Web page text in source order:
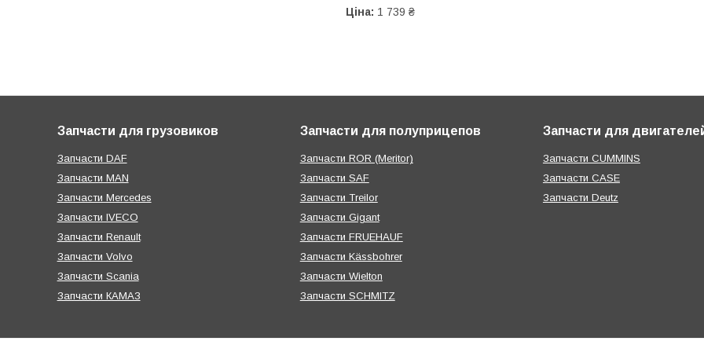
Ціна: 1 739 ₴
Запчасти для грузовиков
Запчасти DAF
Запчасти MAN
Запчасти Mercedes
Запчасти IVECO
Запчасти Renault
Запчасти Volvo
Запчасти Scania
Запчасти КАМАЗ
Запчасти для полуприцепов
Запчасти ROR (Meritor)
Запчасти SAF
Запчасти Treilor
Запчасти Gigant
Запчасти FRUEHAUF
Запчасти Kässbohrer
Запчасти Wielton
Запчасти SCHMITZ
Запчасти для
Запчасти CUMMINS
Запчасти CASE
Запчасти Deutz